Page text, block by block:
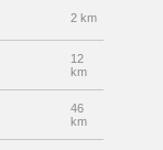
2 km
12
km
46
km